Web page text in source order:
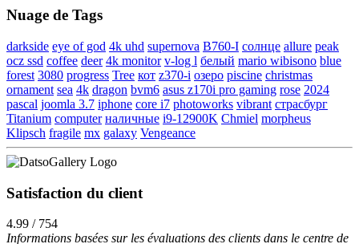
Nuage de Tags
darkside eye of god 4k uhd supernova B760-I солнце allure peak
ocz ssd coffee deer 4k monitor v-log l белый mario wibisono blue
forest 3080 progress Tree кот z370-i озеро piscine christmas
ornament sea 4k dragon bvm6 asus z170i pro gaming rose 2024
pascal joomla 3.7 iphone core i7 photoworks vibrant страсбург
Titanium computer наличные i9-12900K Chmiel morpheus
Klipsch fragile mx galaxy Vengeance
Satisfaction du client
4.99 / 754
Informations basées sur les évaluations des clients dans le centre de